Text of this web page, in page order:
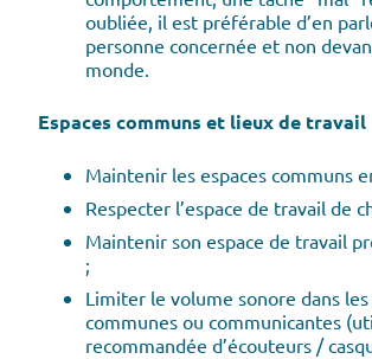
oubliée, il est préférable d’en
personne concernée et non
monde.
Espaces communs et lieux de travail
Maintenir les espaces communs
Respecter l’espace de travail de
Maintenir son espace de travail
;
Limiter le volume sonore dans les
communes ou communicantes
recommandée d’écouteurs /